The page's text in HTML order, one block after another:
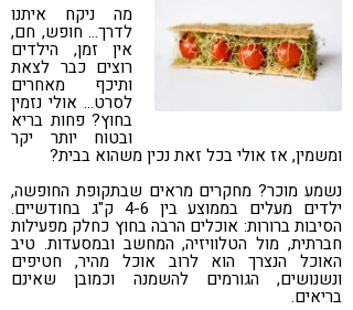
מה ניקח איתנו
לדרך… חופש, חם,
אין זמן, הילדים
רוצים כבר לצאת
ותיכף מאחרים
לסרט… אולי נזמין
בחוץ? פחות בריא
ובטוח יותר יקר
ומשמין, אז אולי בכל זאת נכין משהוא בבית?
נשמע מוכר? מחקרים מראים שבתקופת החופשה,
ילדים מעלים בממוצע בין 4-6 ק"ג בחודשיים.
הסיבות ברורות: אוכלים הרבה בחוץ כחלק מפעילות
חברתית, מול הטלוויזיה, המחשב ובמסעדות. טיב
האוכל הנצרך הוא לרוב אוכל מהיר, חטיפים
ונשנושים, הגורמים להשמנה וכמובן שאינם
בריאים.